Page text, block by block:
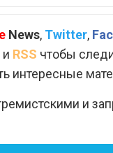
e News, Twitter,
и RSS чтобы
интересные
и